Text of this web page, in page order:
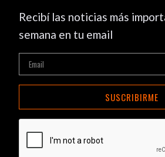
Recibí las noticias más
semana en tu email
SUSCRIBIRME